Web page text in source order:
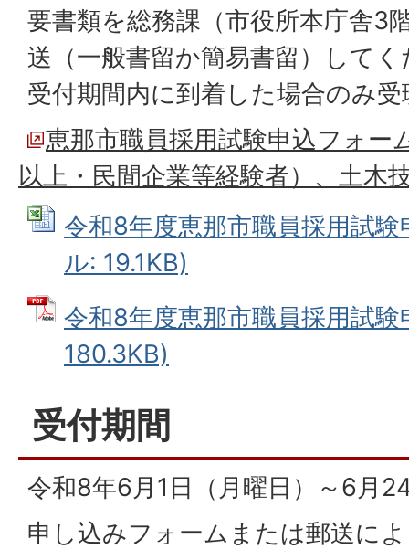
要書類を総務課（市役所本庁舎3
送（一般書留か簡易書留）して
受付期間内に到着した場合のみ
恵那市職員採用試験申込フォー
以上・民間企業等経験者）、土木
令和8年度恵那市職員採用試
ル: 19.1KB)
令和8年度恵那市職員採用試
180.3KB)
受付期間
令和8年6月1日（月曜日）～6月
申し込みフォームまたは郵送に